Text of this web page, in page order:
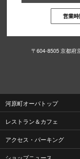
営業
〒604-8505 京都府
河原町オーパトップ
レストラン＆カフェ
アクセス・パーキング
ショップニュース